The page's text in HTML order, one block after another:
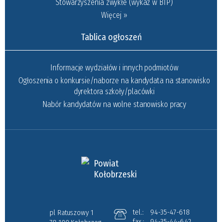
Stowarzyszenia zwykłe (wykaz w BIP)
Więcej »
Tablica ogłoszeń
Informacje wydziałów i innych podmiotów
Ogłoszenia o konkursie/naborze na kandydata na stanowisko
dyrektora szkoły/placówki
Nabór kandydatów na wolne stanowisko pracy
Powiat
Kołobrzeski
pl Ratuszowy 1
tel.:
94-35-47-618